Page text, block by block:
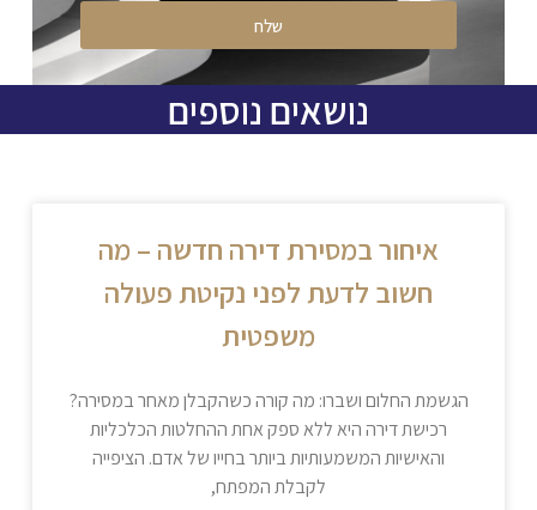
שלח
נושאים נוספים
איחור במסירת דירה חדשה – מה
חשוב לדעת לפני נקיטת פעולה
משפטית
הגשמת החלום ושברו: מה קורה כשהקבלן מאחר במסירה?
רכישת דירה היא ללא ספק אחת ההחלטות הכלכליות
והאישיות המשמעותיות ביותר בחייו של אדם. הציפייה
לקבלת המפתח,